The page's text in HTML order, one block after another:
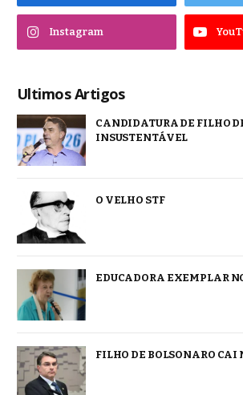
Instagram
Ultimos Artigos
CANDIDATURA DE FILHO
INSUSTENTÁVEL
O VELHO STF
EDUCADORA EXEMPLAR
FILHO DE BOLSONARO CAI